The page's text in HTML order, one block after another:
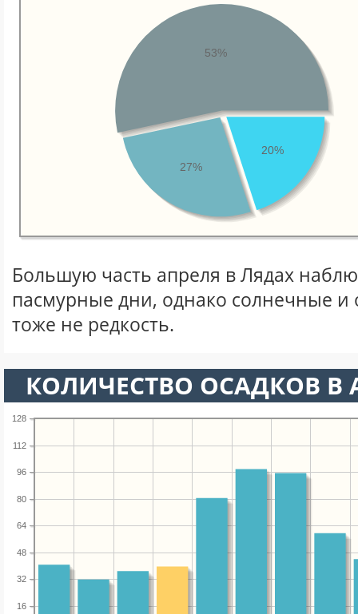
20%
27%
53%
Большую часть апреля в Лядах
пасмурные дни, однако солнечные
тоже не редкость.
КОЛИЧЕСТВО ОСАДКОВ В
16
32
48
64
80
96
112
128